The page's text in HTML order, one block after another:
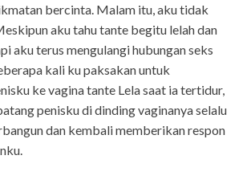
bercinta. Malam itu, aku tidak
aku tahu tante begitu lelah dan
aku terus mengulangi hubungan seks
kali ku paksakan untuk
ke vagina tante Lela saat ia tertidur,
penisku di dinding vaginanya selalu
dan kembali memberikan respon